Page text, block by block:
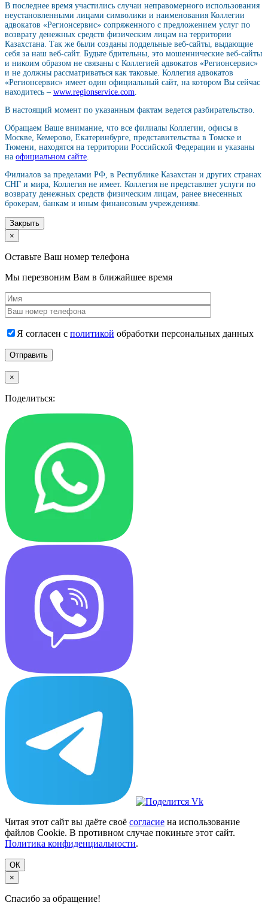
В последнее время участились случаи неправомерного использования
неустановленными лицами символики и наименования Коллегии
адвокатов «Регионсервис» сопряженного с предложением услуг по
возврату денежных средств физическим лицам на территории
Казахстана. Так же были созданы поддельные веб-сайты, выдающие
себя за наш веб-сайт. Будьте бдительны, это мошеннические веб-сайты
и никоим образом не связаны с Коллегией адвокатов «Регионсервис»
и не должны рассматриваться как таковые. Коллегия адвокатов
«Регионсервис» имеет один официальный сайт, на котором Вы сейчас
находитесь – www.regionservice.com
В настоящий момент по указанным фактам ведется разбирательство.
Обращаем Ваше внимание, что все филиалы Коллегии, офисы в
Москве, Кемерово, Екатеринбурге, представительства в Томске и
Тюмени, находятся на территории Российской Федерации и указаны
на официальном сайте
Филиалов за пределами РФ, в Республике Казахстан и других странах
СНГ и мира, Коллегия не имеет. Коллегия не представляет услуги по
возврату денежных средств физическим лицам, ранее внесенных
брокерам, банкам и иным финансовым учреждениям.
Закрыть
×
Оставьте Ваш номер телефона
Мы перезвоним Вам в ближайшее время
Я согласен с политикой обработки персональных данных
×
Поделиться:
Читая этот сайт вы даёте своё согласие на использование
файлов Cookie. В противном случае покиньте этот сайт.
Политика конфиденциальности.
ОК
×
Спасибо за обращение!